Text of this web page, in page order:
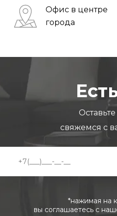
Офис в центре
города
свяжемся с
*нажимая на
вы соглашаетесь с